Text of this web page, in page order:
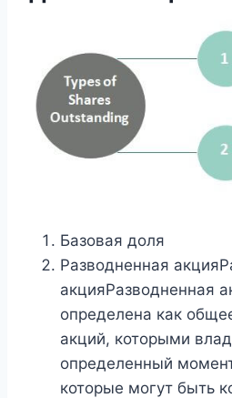
Базовая доля
Разводненная
акцияРазводненная
определена как
акций, которыми
определенный
которые могут быть